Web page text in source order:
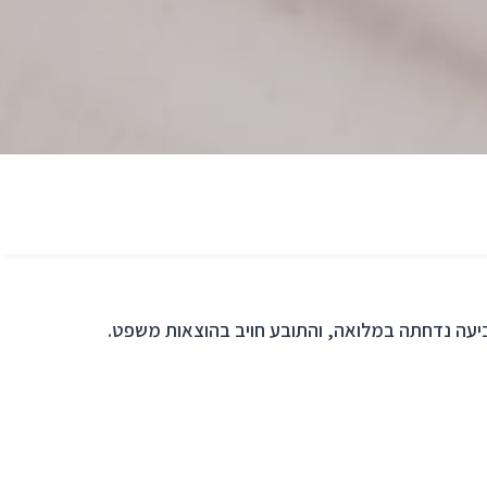
נתבע ע"ס 967,087 ש"ח. התביעה נדחתה במלואה, והתובע חויב בהוצאות משפט.